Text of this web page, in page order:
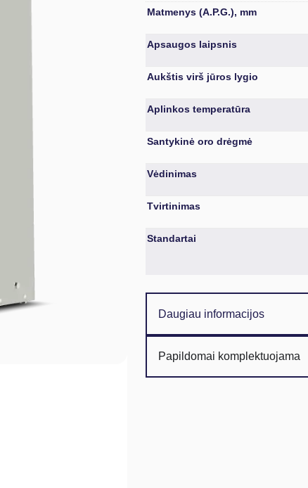
Matmenys (A.P.G.), mm
Apsaugos laipsnis
Aukštis virš jūros lygio
Aplinkos temperatūra
Santykinė oro drėgmė
Vėdinimas
Tvirtinimas
Standartai
Daugiau informacijos
Papildomai komplektuojama